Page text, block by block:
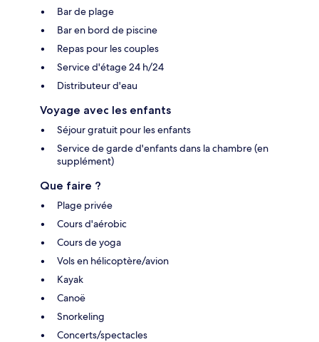
Bar de plage
Bar en bord de piscine
Repas pour les couples
Service d'étage 24 h/24
Distributeur d'eau
Voyage avec les enfants
Séjour gratuit pour les enfants
Service de garde d'enfants dans la chambre (en
supplément)
Que faire ?
Plage privée
Cours d'aérobic
Cours de yoga
Vols en hélicoptère/avion
Kayak
Canoë
Snorkeling
Concerts/spectacles